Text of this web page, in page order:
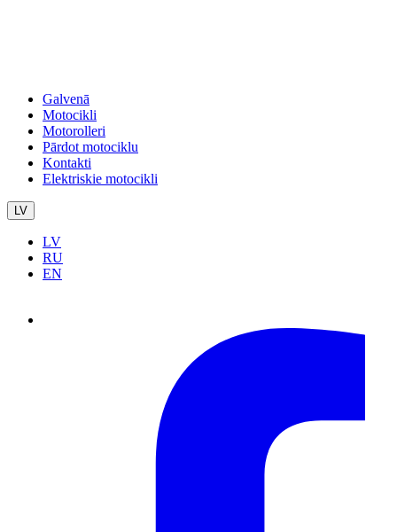
Galvenā
Motocikli
Motorolleri
Pārdot motociklu
Kontakti
Elektriskie motocikli
LV
LV
RU
EN